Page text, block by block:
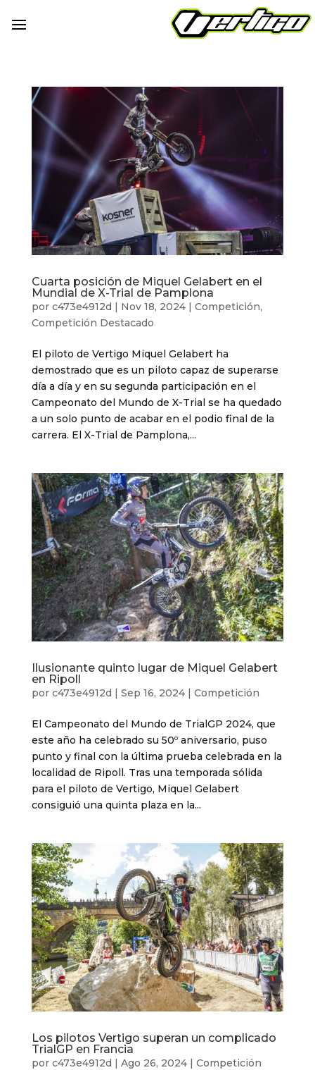
Cuarta posición de Miquel Gelabert en el
Mundial de X-Trial de Pamplona
por c473e4912d | Nov 18, 2024| Competición,
Competición Destacado
El piloto de Vertigo Miquel Gelabert ha
demostrado que es un piloto capaz de superarse
día a día y en su segunda participación en el
Campeonato del Mundo de X-Trial se ha quedado
a un solo punto de acabar en el podio final de la
carrera. El X-Trial de Pamplona,...
Ilusionante quinto lugar de Miquel Gelabert
en Ripoll
por c473e4912d | Sep 16, 2024| Competición
El Campeonato del Mundo de TrialGP 2024, que
este año ha celebrado su 50º aniversario, puso
punto y final con la última prueba celebrada en la
localidad de Ripoll. Tras una temporada sólida
para el piloto de Vertigo, Miquel Gelabert
consiguió una quinta plaza en la...
Los pilotos Vertigo superan un complicado
TrialGP en Francia
por c473e4912d | Ago 26, 2024| Competición